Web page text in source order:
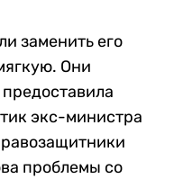
заменить его
Они
экс-министра
проблемы со